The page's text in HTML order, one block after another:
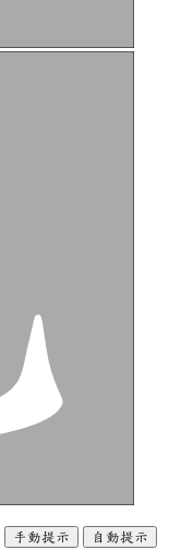
手動提示 自動提示